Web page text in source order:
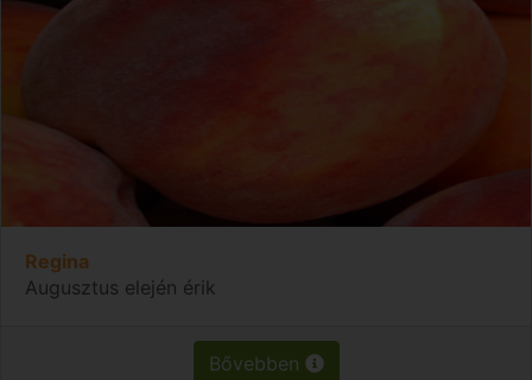
Regina
Augusztus elején érik
Bővebben